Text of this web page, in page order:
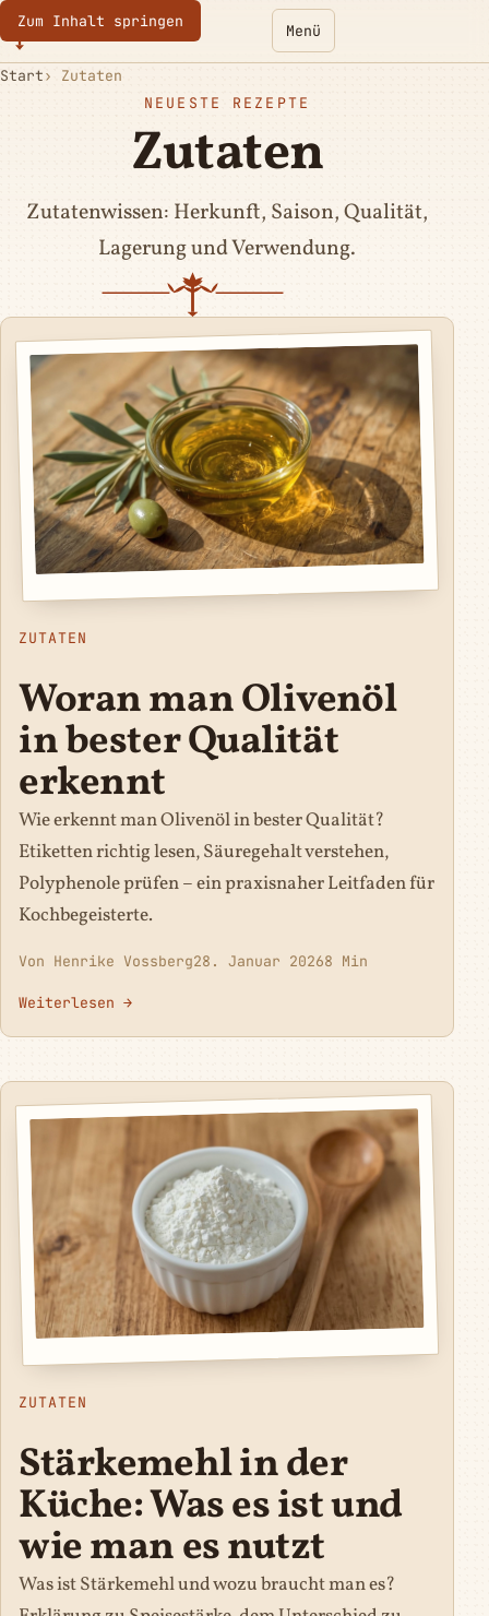
Zum Inhalt springen
Eurotoques Menü
Start
Zutaten
NEUESTE REZEPTE
Zutaten
Zutatenwissen: Herkunft, Saison, Qualität,
Lagerung und Verwendung.
ZUTATEN
Woran man Olivenöl
in bester Qualität
erkennt
Wie erkennt man Olivenöl in bester Qualität?
Etiketten richtig lesen, Säuregehalt verstehen,
Polyphenole prüfen – ein praxisnaher Leitfaden für
Kochbegeisterte.
Von Henrike Vossberg28. Januar 20268 Min
Weiterlesen →
ZUTATEN
Stärkemehl in der
Küche: Was es ist und
wie man es nutzt
Was ist Stärkemehl und wozu braucht man es?